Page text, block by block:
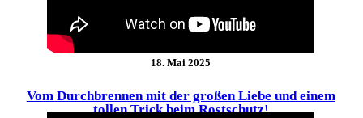
18. Mai 2025
Vom Durchbrennen mit der großen Liebe und einem
tollen Trick beim Rostschutz!